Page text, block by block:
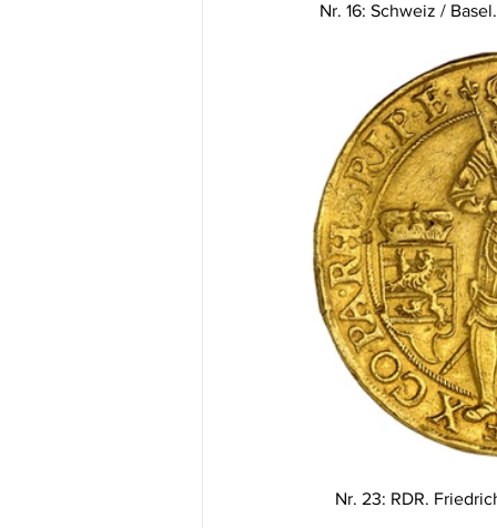
Nr. 16: Schweiz /
Nr. 23: RDR.